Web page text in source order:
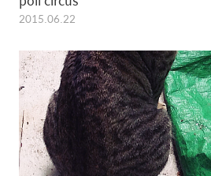
2015.06.22